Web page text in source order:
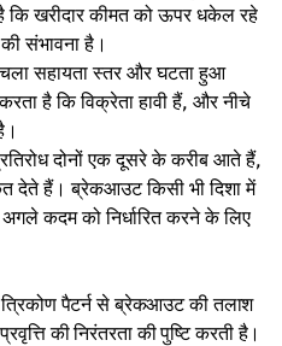
कि खरीदार कीमत को ऊपर धकेल रहे
संभावना है।
सहायता स्तर और घटता हुआ
है कि विक्रेता हावी हैं, और नीचे
दोनों एक दूसरे के करीब आते हैं,
देते हैं। ब्रेकआउट किसी भी दिशा में
कदम को निर्धारित करने के लिए
त्रिकोण पैटर्न से ब्रेकआउट की तलाश
की निरंतरता की पुष्टि करती है।